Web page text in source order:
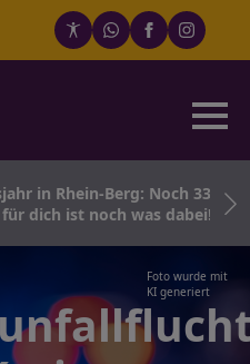
in Rhein-Berg: Noch 331
dich ist noch was dabei!
Foto wurde mit
KI generiert